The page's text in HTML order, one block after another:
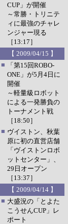
CUP」が開催
～常勝・トリニテ
ィに最強のチャレ
ンジャー現る
［13:17］
【 2009/04/15 】
■
「第15回ROBO-
ONE」が5月4日に
開催
～軽量級ロボット
による一発勝負の
トーナメント戦
［18:50］
■ ヴイストン、秋葉
原に初の直営店舗
「ヴイストンロボ
ットセンター」、
29日オープン
［13:37］
【 2009/04/14 】
■ 大盛況の「とよた
こうせんCUP」レ
ポート